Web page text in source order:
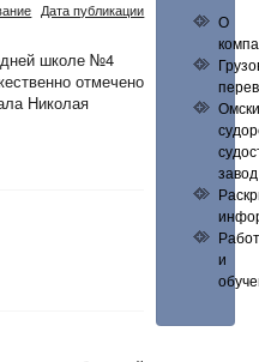
Дата публикации
школе №4
отмечено
Николая
О
завод
и